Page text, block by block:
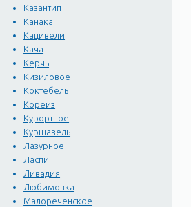
Казантип
Канака
Кацивели
Кача
Керчь
Кизиловое
Коктебель
Кореиз
Курортное
Куршавель
Лазурное
Ласпи
Ливадия
Любимовка
Малореченское